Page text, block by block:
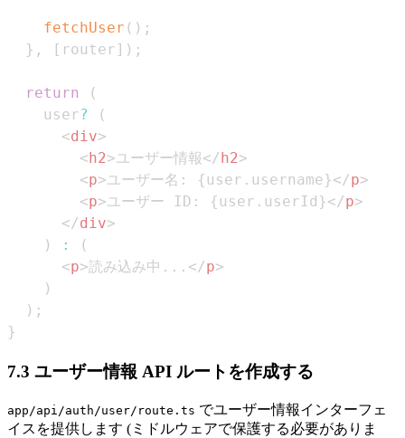
fetchUser ( ) ;
} , [ router ] ) ;
return
(
    user
?
(
<div>
<h2>ユーザー情報</h2>
<p>ユーザー名: {user . username}</p>
<p>ユーザー ID: {user . userId }</p>
</div>
)
:
(
<p>読み込み中... </p>
)
) ;
}
7.3 ユーザー情報 API ルートを作成する
app/api/auth/user/route.ts でユーザー情報インターフェ
イスを提供します (ミドルウェアで保護する必要がありま